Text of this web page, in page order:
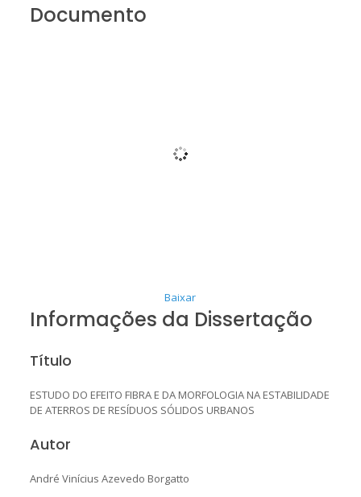
Documento
Baixar
Informações da Dissertação
Título
ESTUDO DO EFEITO FIBRA E DA MORFOLOGIA NA ESTABILIDADE
DE ATERROS DE RESÍDUOS SÓLIDOS URBANOS
Autor
André Vinícius Azevedo Borgatto